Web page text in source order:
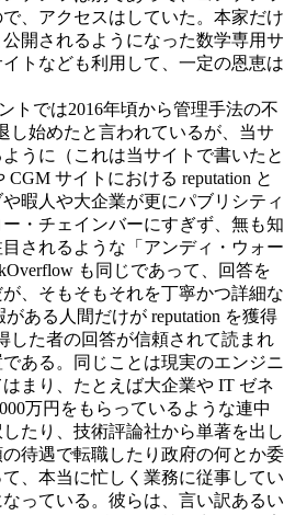
、アクセスはしていた。本家だけ
開されるようになった数学専用サ
トなども利用して、一定の恩恵は
トでは2016年頃から管理手法の不
し始めたと言われているが、当サ
うに（これは当サイトで書いたと
サイトにおける reputation と
暇人や大企業が更にパブリシティ
・チェインバーにすぎず、無も知
されるような「アンディ・ウォー
も同じであって、回答を
、そもそもそれを丁寧かつ詳細な
ある人間だけが reputation を獲得
した者の回答が信頼されて読まれ
ある。同じことは現実のエンジニ
まり、たとえば大企業や IT ゼネ
万円をもらっているような連中
たり、技術評論社から単著を出し
待遇で転職したり政府の何とか委
、本当に忙しく業務に従事してい
っている。彼らは、言い訳あるい